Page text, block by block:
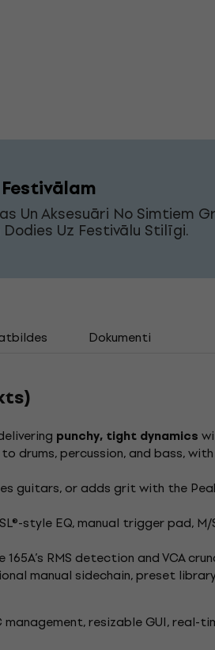
Un Aksesuāri No Simtiem
Dodies Uz Festivālu Stilīgi.
Dokumenti
punchy, tight dynamics
drums, percussion, and bass,
guitars, or adds grit with the
style EQ, manual trigger pad,
RMS detection and VCA
manual sidechain, preset
resizable GUI,